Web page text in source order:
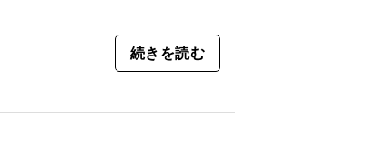
続きを読む